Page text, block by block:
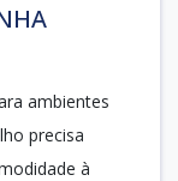
ambientes
precisa
à